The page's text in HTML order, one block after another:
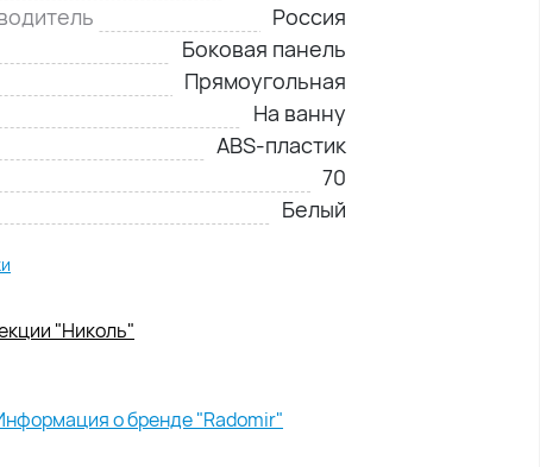
Россия
Боковая панель
Прямоугольная
На ванну
ABS-пластик
70
Белый
"Николь"
о бренде "Radomir"